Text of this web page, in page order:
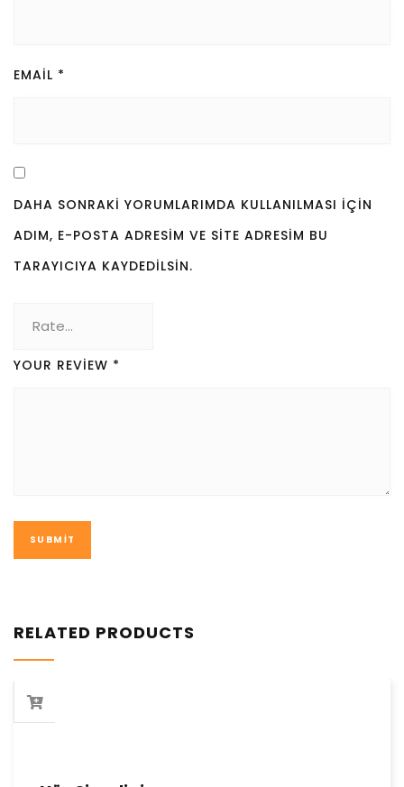
EMAIL *
DAHA SONRAKI YORUMLARIMDA KULLANILMASI IÇIN
ADIM, E-POSTA ADRESIM VE SITE ADRESIM BU
TARAYICIYA KAYDEDILSIN.
YOUR REVIEW *
RELATED PRODUCTS